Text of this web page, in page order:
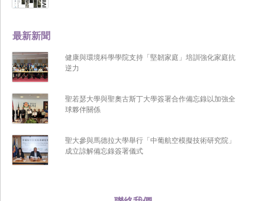
最新新聞
健康與環境科學學院支持「堅韌家庭」培訓強化家庭抗
逆力
聖若瑟大學與聖奧古斯丁大學簽署合作備忘錄以加強全
球夥伴關係
聖大參與馬德拉大學舉行「中葡航空模擬技術研究院」
成立諒解備忘錄簽署儀式